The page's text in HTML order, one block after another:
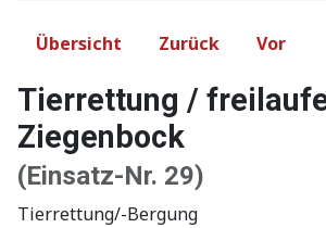
Übersicht Zurück Vor
Tierrettung /
Ziegenbock
(Einsatz-Nr. 29)
Tierrettung/-Bergung